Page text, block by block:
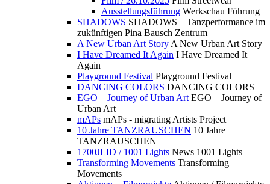
Ausstellungsführung Werkschau Führung
SHADOWS SHADOWS – Tanzperformance im
zukünftigen Pina Bausch Zentrum
A New Urban Art Story A New Urban Art Story
I Have Dreamed It Again I Have Dreamed It
Again
Playground Festival Playground Festival
DANCING COLORS DANCING COLORS
EGO – Journey of Urban Art EGO – Journey of
Urban Art
mAPs mAPs - migrating Artists Project
10 Jahre TANZRAUSCHEN 10 Jahre
TANZRAUSCHEN
1700JLID / 1001 Lights News 1001 Lights
Transforming Movements Transforming
Movements